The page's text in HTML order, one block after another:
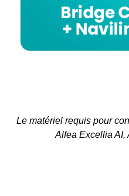
Le matériel requis pour
Alfea Excellia AI,